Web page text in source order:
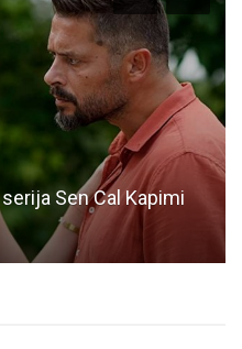
Sen Cal Kapimi